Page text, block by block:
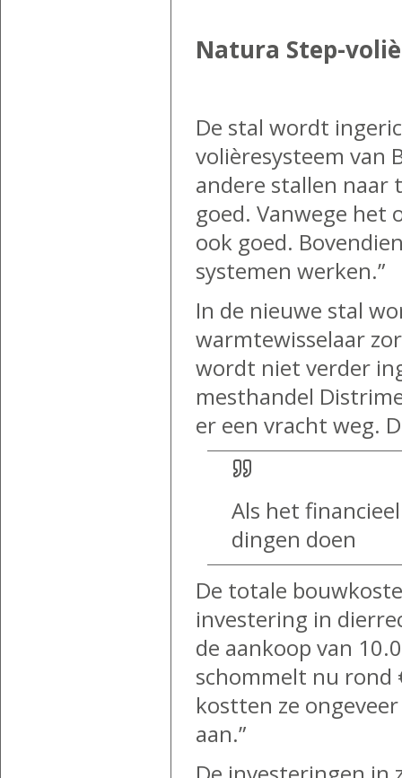
Natura Step-
De stal wordt
volièresysteem van
andere stallen naar
goed. Vanwege het
ook goed.
systemen werken.”
In de nieuwe stal
warmtewisselaar
wordt niet verder
mesthandel
er een vracht weg.
Als het
dingen doen
De totale
investering in
de aankoop van
schommelt nu rond
kostten ze
aan.”